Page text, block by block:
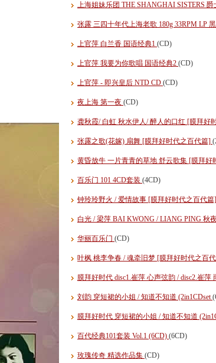
上海姐妹乐团 THE SHANGHAI SISTERS
张露 三四十年代上海老歌 180g 33RPM LP
上官萍 白兰香 国语经典1 (CD)
上官萍 我要为你歌唱 国语经典2 (CD)
上官萍 - 即兴皇后 NTD CD (CD)
夜上海 第一夜 (CD)
龚秋霞/ 白虹 秋水伊人/ 醉人的口红 [膜拜好
张露之歌(花嫁) 扇舞 [膜拜好时代之百代篇]
黄昏放牛 一片青青的草地 舒云歌集 [膜拜好
百乐门 101 4CD套装 (4CD)
钟玲玲野火 / 爱情故事 [膜拜好时代之百代篇]
白光 / 梁萍 BAI KWONG / LIANG PING 秋
华丽百乐门 (CD)
叶枫 桃李争春 / 魂牵旧梦 [膜拜好时代之百
膜拜好时代 disc1.崔萍 心声弦韵 / disc2.崔萍
刘韵 穿短裙的小姐 / 知道不知道 (2in1CDset
膜拜好时代 穿短裙的小姐 / 知道不知道
百代经典101套装 Vol.1 (6CD) (6CD)
玫瑰传奇 精选作品集 (CD)